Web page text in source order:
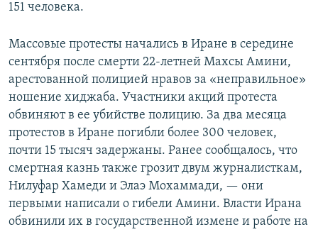
151 человека.
Массовые протесты начались в Иране в середине
сентября после смерти 22-летней Махсы Амини,
арестованной полицией нравов за «неправильное»
ношение хиджаба. Участники акций протеста
обвиняют в ее убийстве полицию. За два месяца
протестов в Иране погибли более 300 человек,
почти 15 тысяч задержаны. Ранее сообщалось, что
смертная казнь также грозит двум журналисткам,
Нилуфар Хамеди и Элаэ Мохаммади, — они
первыми написали о гибели Амини. Власти Ирана
обвинили их в государственной измене и работе на